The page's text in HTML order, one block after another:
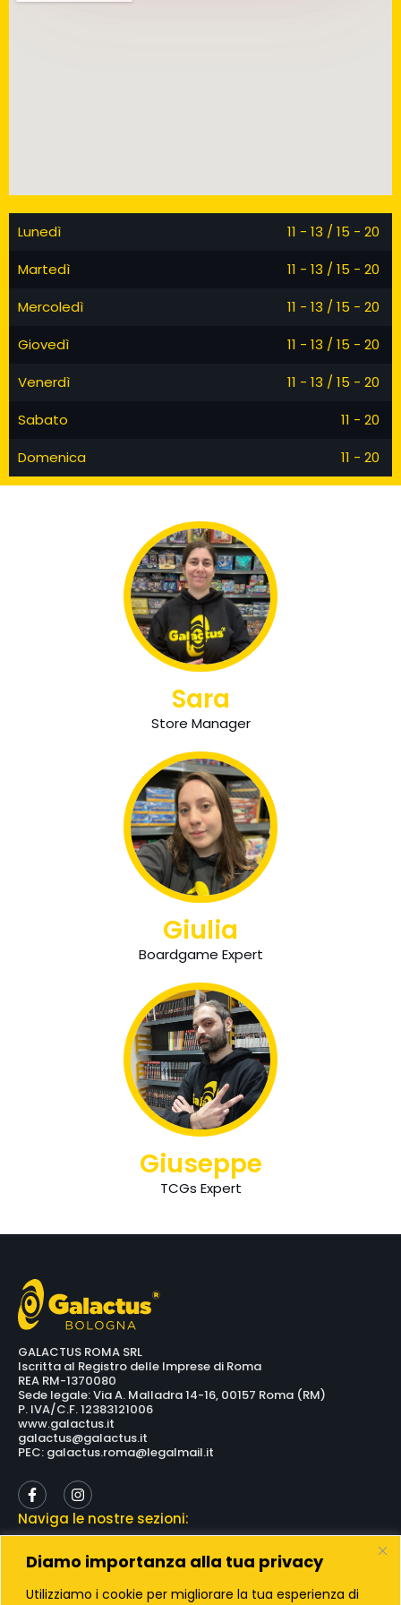
Diamo importanza alla tua privacy
Utilizziamo i cookie per migliorare la tua esperienza di
Lunedì
11 - 13 / 15 - 20
Martedì
11 - 13 / 15 - 20
Mercoledì
11 - 13 / 15 - 20
Giovedì
11 - 13 / 15 - 20
Venerdì
11 - 13 / 15 - 20
Sabato
11 - 20
Domenica
11 - 20
Sara
Store Manager
Giulia
Boardgame Expert
Giuseppe
TCGs Expert
GALACTUS ROMA SRL
Iscritta al Registro delle Imprese di Roma
REA RM-1370080
Sede legale: Via A. Malladra 14-16, 00157 Roma (RM)
P. IVA/C.F. 12383121006
www.galactus.it
galactus@galactus.it
PEC: galactus.roma@legalmail.it
Naviga le nostre sezioni: